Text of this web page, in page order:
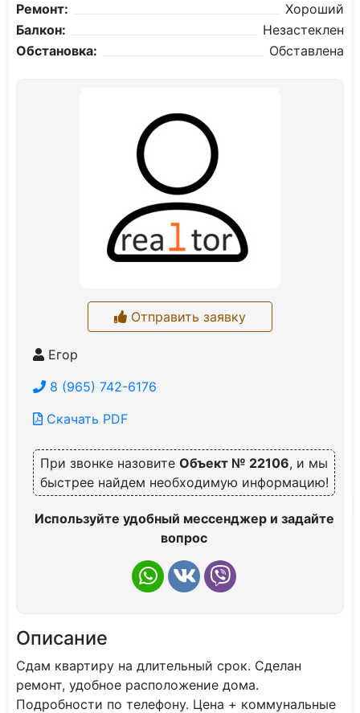
Ремонт:
Хороший
Балкон:
Незастеклен
Обстановка:
Обставлена
Отправить заявку
Егор
8 (965) 742-6176
Скачать PDF
При звонке назовите Объект № 22106, и мы
быстрее найдем необходимую информацию!
Используйте удобный мессенджер и задайте
вопрос
Описание
Сдам квартиру на длительный срок. Сделан
ремонт, удобное расположение дома.
Подробности по телефону. Цена + коммунальные